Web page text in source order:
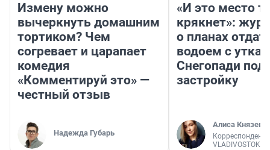
Измену можно
вычеркнуть домашним
тортиком? Чем
согревает и царапает
комедия
«Комментируй это» —
честный отзыв
Надежда Губарь
«И это место
крякнет»:
о планах
водоем с
Снегопади под
застройку
Алиса Князева
Корреспондент